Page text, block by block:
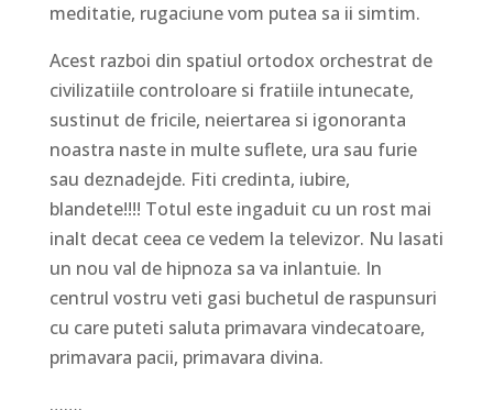
meditatie, rugaciune vom putea sa ii simtim.
Acest razboi din spatiul ortodox orchestrat de
civilizatiile controloare si fratiile intunecate,
sustinut de fricile, neiertarea si igonoranta
noastra naste in multe suflete, ura sau furie
sau deznadejde. Fiti credinta, iubire,
blandete!!!! Totul este ingaduit cu un rost mai
inalt decat ceea ce vedem la televizor. Nu lasati
un nou val de hipnoza sa va inlantuie. In
centrul vostru veti gasi buchetul de raspunsuri
cu care puteti saluta primavara vindecatoare,
primavara pacii, primavara divina.
…….